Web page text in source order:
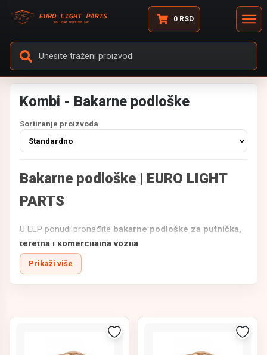
0 RSD
Kombi - Bakarne podloške
Sortiranje proizvoda
Bakarne podloške | EURO LIGHT
PARTS
U ELP ponudi pronađite bakarne podloške za putnička,
teretna i komercijalna vozila
Izrađene od kvalitetnog bakra, ove podloške obezbeđuju
odlično zaptivanje, otpornost na visoke temperature i
, pogodne za servise, mehaničare i
Prikaži više